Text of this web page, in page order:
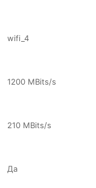
wifi_4
1200 MBits/s
210 MBits/s
Да